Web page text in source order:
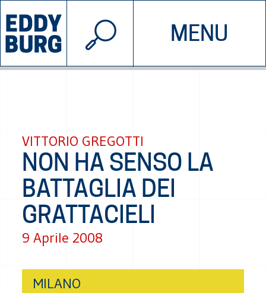
MENU
INIZIATIVE CHI SIAMO
© 2026 EDDYBURG
VITTORIO GREGOTTI
NON HA SENSO LA
BATTAGLIA DEI
GRATTACIELI
9 Aprile 2008
MILANO